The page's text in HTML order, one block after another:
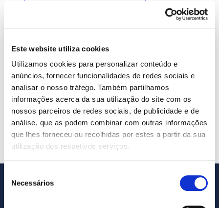
Este website utiliza cookies
Utilizamos cookies para personalizar conteúdo e
anúncios, fornecer funcionalidades de redes sociais e
analisar o nosso tráfego. Também partilhamos
informações acerca da sua utilização do site com os
nossos parceiros de redes sociais, de publicidade e de
análise, que as podem combinar com outras informações
que lhes forneceu ou recolhidas por estes a partir da sua
utilização dos respetivos serviços.
Necessários
Data:
Outubro 25, 2023
Hora:
00:00 - 23:59
IRS – IRC IUC